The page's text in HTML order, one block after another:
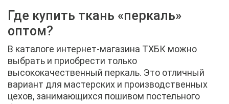
Где купить ткань «перкаль»
оптом?
В каталоге интернет-магазина ТХБК можно
выбрать и приобрести только
высококачественный перкаль. Это отличный
вариант для мастерских и производственных
цехов, занимающихся пошивом постельного